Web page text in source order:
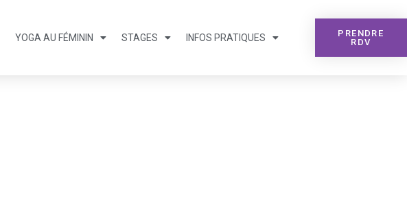
YOGA AU FÉMININ STAGES INFOS PRATIQUES
PRENDRE
RDV